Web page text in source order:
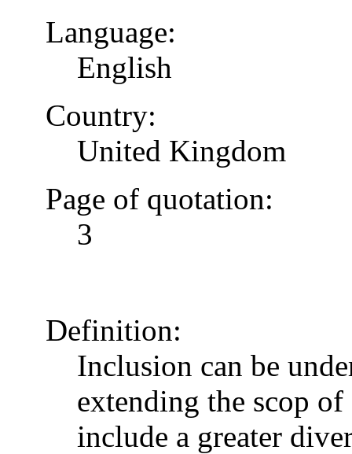
Language:
English
Country:
United Kingdom
Page of quotation:
3
Definition:
Inclusion can be
extending the scop
include a greater